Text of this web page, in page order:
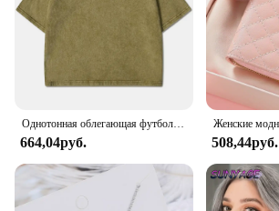
Однотонная облегающая футболка с эффектом потертости, женские модные мягкие хлопковые футболки, повседневная спортивная крутая ретро одежда с коротким рукавом для женщин
664,04руб. 508,44руб.